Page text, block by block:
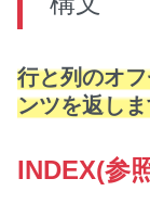
行と列のオ
ンツを返し
INDEX(参